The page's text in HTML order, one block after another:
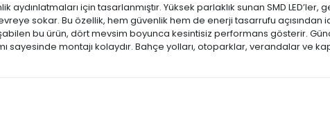
aydınlatmaları için tasarlanmıştır. Yüksek parlaklık sunan SMD
sokar. Bu özellik, hem güvenlik hem de enerji tasarrufu
bu ürün, dört mevsim boyunca kesintisiz performans gösterir.
montajı kolaydır. Bahçe yolları, otoparklar, verandalar ve